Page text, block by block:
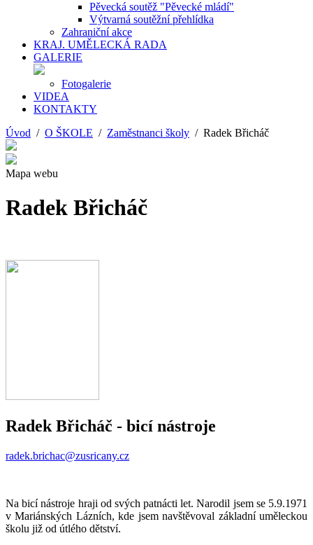
Pěvecká soutěž "Pěvecké mládí"
Výtvarná soutěžní přehlídka
Zahraniční akce
KRAJ. UMĚLECKÁ RADA
GALERIE
Fotogalerie
VIDEA
KONTAKTY
Úvod / O ŠKOLE / Zaměstnanci školy / Radek Břicháč
Mapa webu
Radek Břicháč
Radek Břicháč - bicí nástroje
radek.brichac@zusricany.cz
Na bicí nástroje hraji od svých patnácti let. Narodil jsem se 5.9.1971
v Mariánských Lázních, kde jsem navštěvoval základní uměleckou
školu již od útlého dětství.